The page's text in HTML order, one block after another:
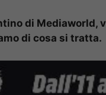
di Mediaworld,
di cosa si tratta.